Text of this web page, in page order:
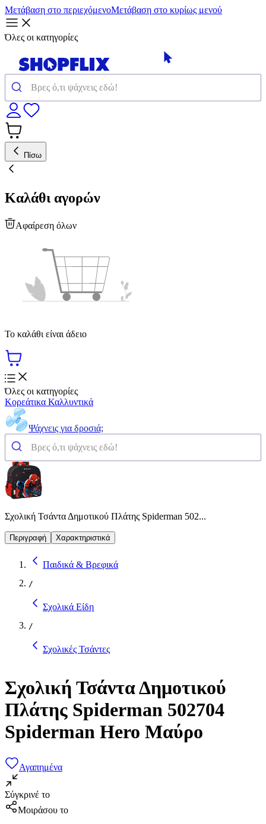
Μετάβαση στο περιεχόμενοΜετάβαση στο κυρίως μενού
Όλες οι κατηγορίες
Πίσω
Καλάθι αγορών
Αφαίρεση όλων
Το καλάθι είναι άδειο
Όλες οι κατηγορίες
Κορεάτικα Καλλυντικά
Ψάχνεις για δροσιά;
Σχολική Τσάντα Δημοτικού Πλάτης Spiderman 502...
Περιγραφή Χαρακτηριστικά
Παιδικά & Βρεφικά
/
Σχολικά Είδη
/
Σχολικές Τσάντες
Σχολική Τσάντα Δημοτικού
Πλάτης Spiderman 502704
Spiderman Hero Μαύρο
Αγαπημένα
Σύγκρινέ το
Μοιράσου το